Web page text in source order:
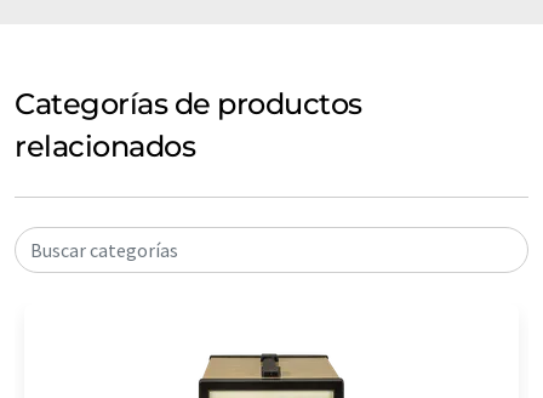
Categorías de productos
relacionados
Buscar categorías